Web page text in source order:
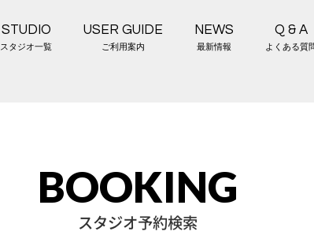
STUDIO
スタジオ一覧
USER GUIDE
ご利用案内
NEWS
最新情報
Q & A
よくある質
BOOKING
スタジオ予約検索